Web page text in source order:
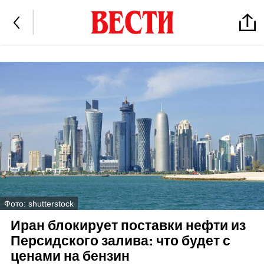
Фото: shutterstock
Иран блокирует поставки нефти из
Персидского залива: что будет с
ценами на бензин